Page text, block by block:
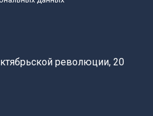
революции, 20